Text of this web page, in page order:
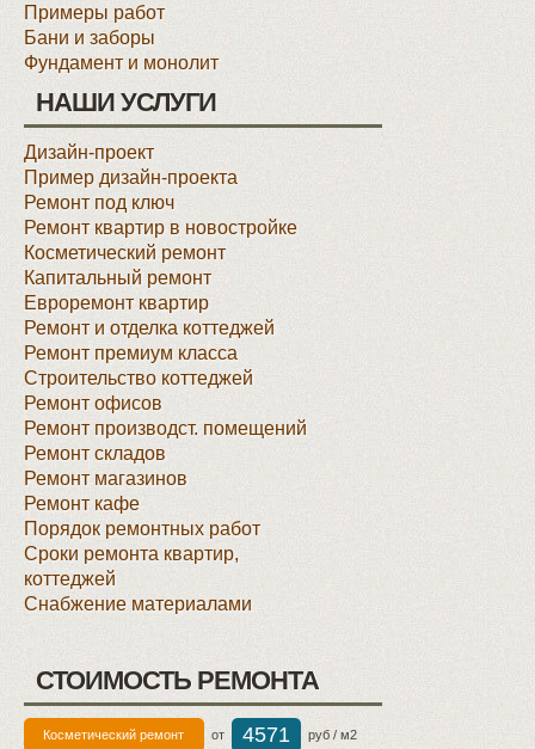
Примеры работ
Бани и заборы
Фундамент и монолит
НАШИ УСЛУГИ
Дизайн-проект
Пример дизайн-проекта
Ремонт под ключ
Ремонт квартир в новостройке
Косметический ремонт
Капитальный ремонт
Евроремонт квартир
Ремонт и отделка коттеджей
Ремонт премиум класса
Строительство коттеджей
Ремонт офисов
Ремонт производст. помещений
Ремонт складов
Ремонт магазинов
Ремонт кафе
Порядок ремонтных работ
Сроки ремонта квартир,
коттеджей
Снабжение материалами
СТОИМОСТЬ РЕМОНТА
Косметический ремонт от 4571 руб / м2